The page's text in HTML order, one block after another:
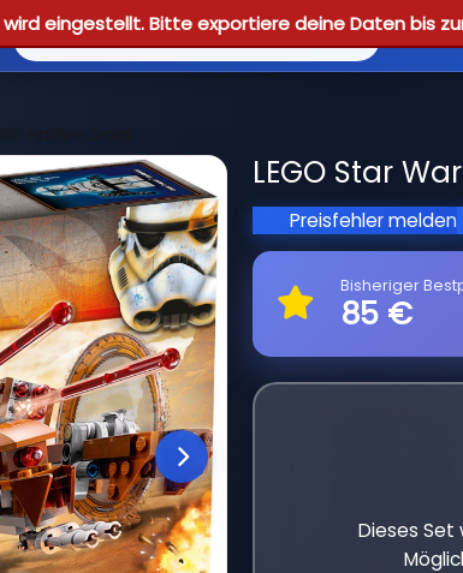
eingestellt. Bitte exportiere deine Daten bis
Hailfire Droid
LEGO Star
Preisfehler melden
Bisheriger
85 €
Dieses Set